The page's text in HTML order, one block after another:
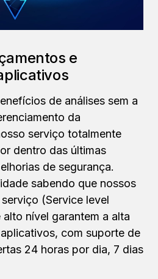
e
de análises sem a
da
serviço totalmente
dentro das últimas
de segurança.
sabendo que nossos
(Service level
nível garantem a alta
com suporte de
24 horas por dia, 7 dias